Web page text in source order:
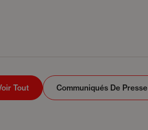
Tout Communiqués De Presse